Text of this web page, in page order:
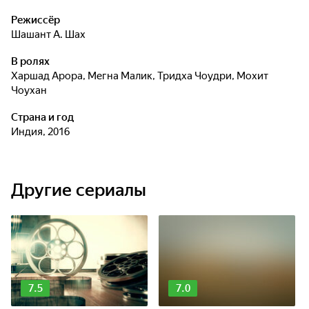
у них зарождаются чувства друг к другу. Но когда Адарш
решается сделать девушке предложение, оказывается, что
Режиссёр
Шашант А. Шах
В ролях
Харшад Арора, Мегна Малик, Тридха Чоудри, Мохит
Чоухан
Страна и год
Индия, 2016
Другие сериалы
7.5 7.0